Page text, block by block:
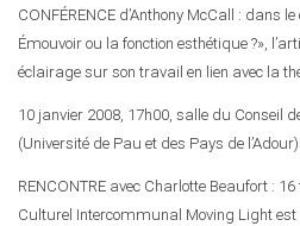
CONFÉRENCE d’Anthony McCall : dans
Émouvoir ou la fonction esthétique ?»,
éclairage sur son travail en lien avec la
10 janvier 2008, 17h00, salle du Conseil
(Université de Pau et des Pays de l’Adour).
RENCONTRE avec Charlotte Beaufort :
Culturel Intercommunal Moving Light est